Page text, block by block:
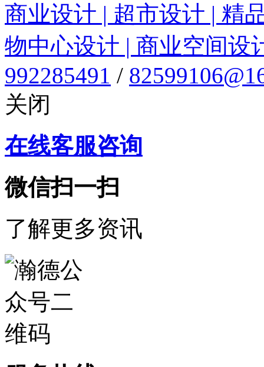
商业设计 | 超市设计 | 精
物中心设计 | 商业空间设
992285491 /
关闭
在线客服咨询
微信扫一扫
了解更多资讯